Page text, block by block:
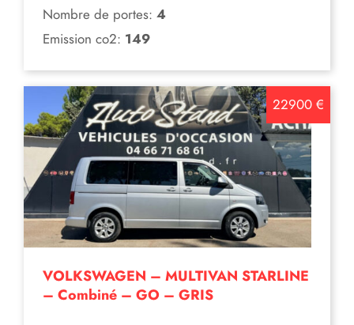
Nombre de portes: 4
Emission co2: 149
VOLKSWAGEN – MULTIVAN STARLINE
– Combiné – GO – GRIS
22900 €